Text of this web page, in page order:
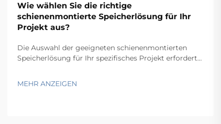
Wie wählen Sie die richtige
schienenmontierte Speicherlösung für Ihr
Projekt aus?
Die Auswahl der geeigneten schienenmontierten
Speicherlösung für Ihr spezifisches Projekt erfordert
Funktionalität und Langzeitperformance auswirken.
MEHR ANZEIGEN